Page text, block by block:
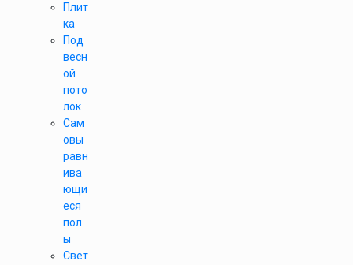
Плит
ка
Под
весн
ой
пото
лок
Сам
овы
равн
ива
ющи
еся
пол
ы
Свет